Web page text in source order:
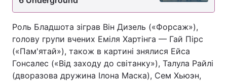
Роль Бладшота зіграв Він Дизель («Форсаж»),
голову групи вчених Еміля Хартінга — Гай Пірс
(«Пам'ятай»), також в картині знялися Ейса
Гонсалес («Від заходу до світанку»), Талула Райлі
(дворазова дружина Ілона Маска), Сем Хьюэн,